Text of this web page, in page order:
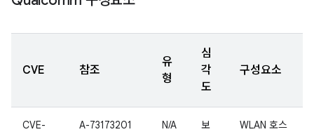
CVE 참조
유
형
심
각
도
구성요소
CVE-
A-73173201
N/A
보
WLAN 호스